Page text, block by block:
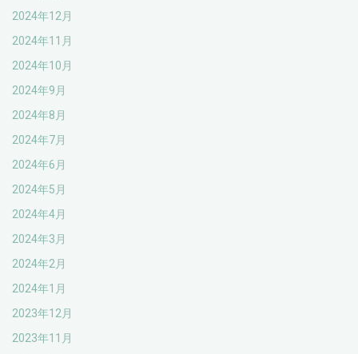
2024年12月
2024年11月
2024年10月
2024年9月
2024年8月
2024年7月
2024年6月
2024年5月
2024年4月
2024年3月
2024年2月
2024年1月
2023年12月
2023年11月